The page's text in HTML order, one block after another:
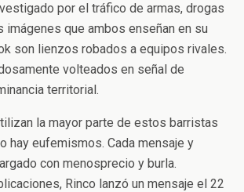
por el tráfico de armas, drogas
imágenes que ambos enseñan en su
son lienzos robados a equipos rivales.
volteados en señal de
territorial.
la mayor parte de estos barristas
hay eufemismos. Cada mensaje y
con menosprecio y burla.
Rinco lanzó un mensaje el 22